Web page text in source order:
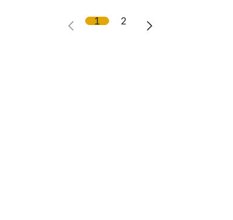
1 2